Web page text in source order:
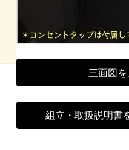
三面図を
組立・取扱説明書